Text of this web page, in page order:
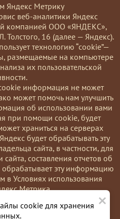
×
cookie для хранения
Яндекс Метрику
веб-аналитики Яндекс
компанией ООО «ЯНДЕКС»,
Толстого, 16 (далее — Яндекс).
технологию “cookie”—
размещаемые на компьютере
их пользовательской
информация не может
может помочь нам улучшить
об использовании вами
при помощи cookie, будет
храниться на серверах
будет обрабатывать эту
сайта, в частности, для
составления отчетов об
обрабатывает эту информацию
в Условиях использования
Метрика.
cookies, выбрав
в браузере. Также вы можете